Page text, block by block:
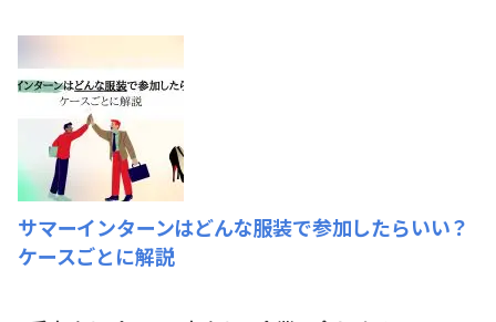
サマーインターンはどんな服装で参加したらいい？
ケースごとに解説